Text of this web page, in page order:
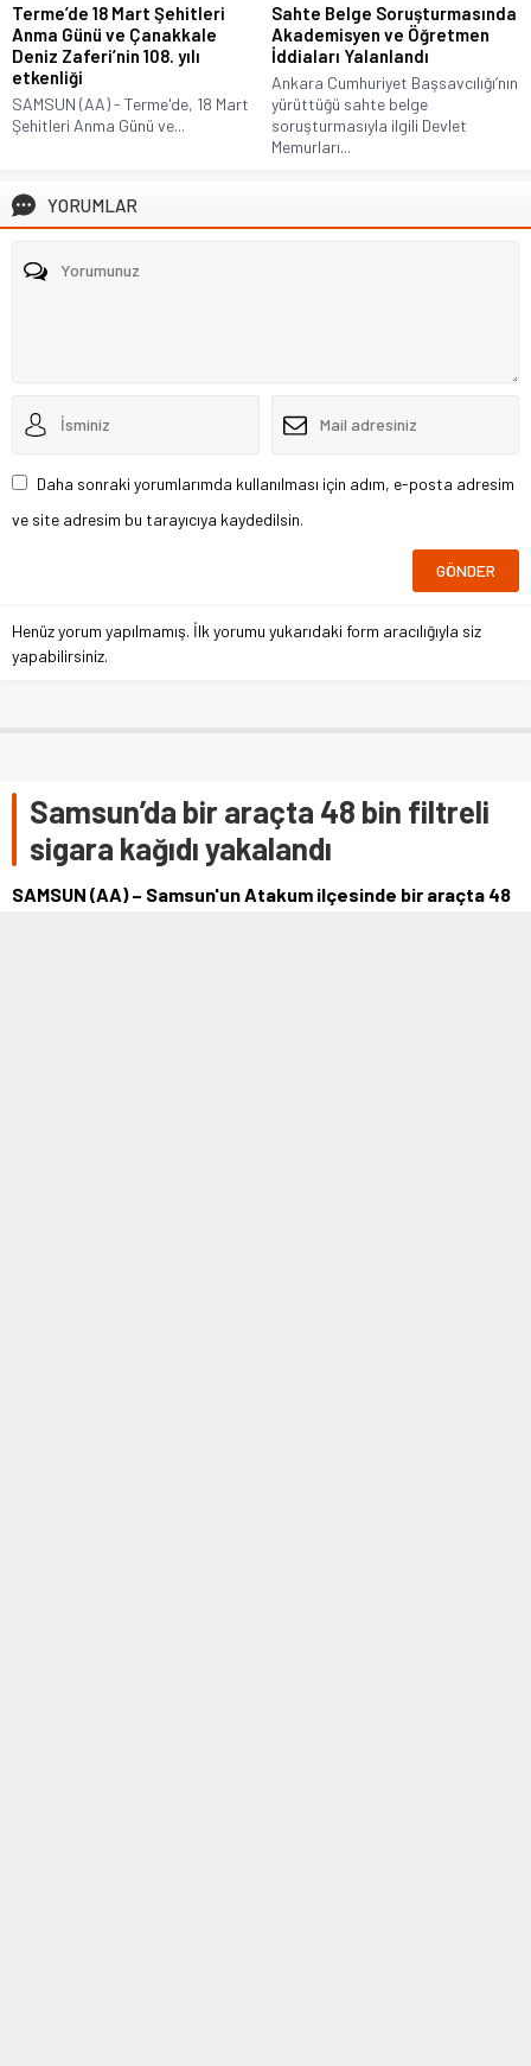
Terme’de 18 Mart Şehitleri
Anma Günü ve Çanakkale
Deniz Zaferi’nin 108. yılı
etkenliği
SAMSUN (AA) - Terme'de, 18 Mart
Şehitleri Anma Günü ve...
Sahte Belge Soruşturmasında
Akademisyen ve Öğretmen
İddiaları Yalanlandı
Ankara Cumhuriyet Başsavcılığı’nın
yürüttüğü sahte belge
soruşturmasıyla ilgili Devlet
Memurları...
YORUMLAR
Daha sonraki yorumlarımda kullanılması için adım, e-posta adresim
ve site adresim bu tarayıcıya kaydedilsin.
Henüz yorum yapılmamış. İlk yorumu yukarıdaki form aracılığıyla siz
yapabilirsiniz.
Samsun’da bir araçta 48 bin filtreli
sigara kağıdı yakalandı
SAMSUN (AA) – Samsun'un Atakum ilçesinde bir araçta 48